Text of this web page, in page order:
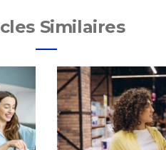
Similaires